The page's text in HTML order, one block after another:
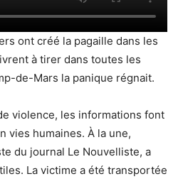
ont créé la pagaille dans les
à tirer dans toutes les
de-Mars la panique régnait.
violence, les informations font
vies humaines. À la une,
du journal Le Nouvelliste, a
La victime a été transportée